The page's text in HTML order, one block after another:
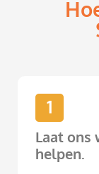
1
Laat ons
helpen.